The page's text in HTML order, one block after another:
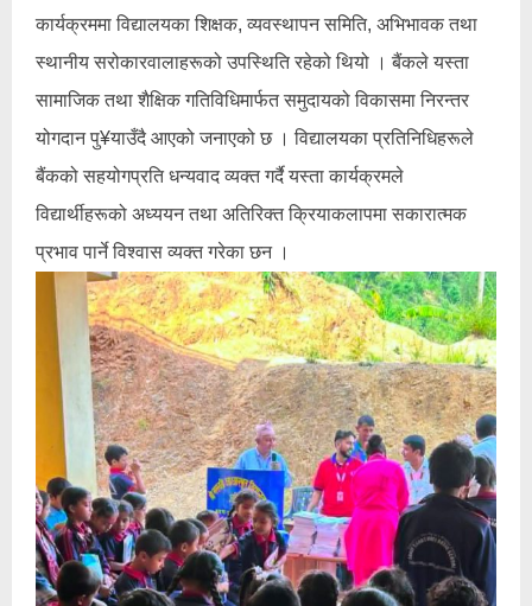
कार्यक्रममा विद्यालयका शिक्षक, व्यवस्थापन समिति, अभिभावक तथा
स्थानीय सरोकारवालाहरूको उपस्थिति रहेको थियो । बैंकले यस्ता
सामाजिक तथा शैक्षिक गतिविधिमार्फत समुदायको विकासमा निरन्तर
योगदान पु¥याउँदै आएको जनाएको छ । विद्यालयका प्रतिनिधिहरूले
बैंकको सहयोगप्रति धन्यवाद व्यक्त गर्दै यस्ता कार्यक्रमले
विद्यार्थीहरूको अध्ययन तथा अतिरिक्त क्रियाकलापमा सकारात्मक
प्रभाव पार्ने विश्वास व्यक्त गरेका छन ।